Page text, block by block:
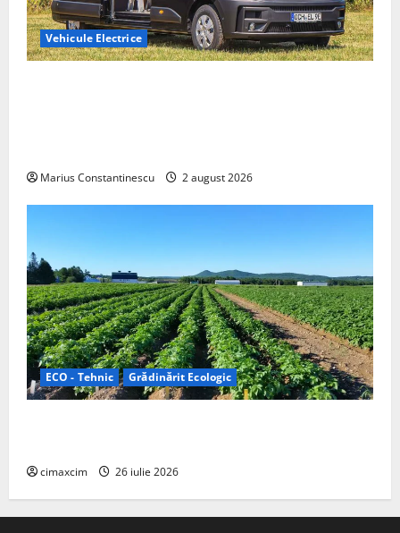
Vehicule Electrice
Marius Constantinescu 2 august 2026
ECO - Tehnic Grădinărit Ecologic
cimaxcim 26 iulie 2026